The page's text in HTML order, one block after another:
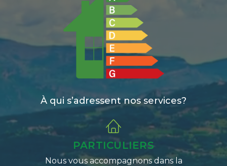
À qui s’adressent nos services?
PARTICULIERS
Nous vous accompagnons dans la